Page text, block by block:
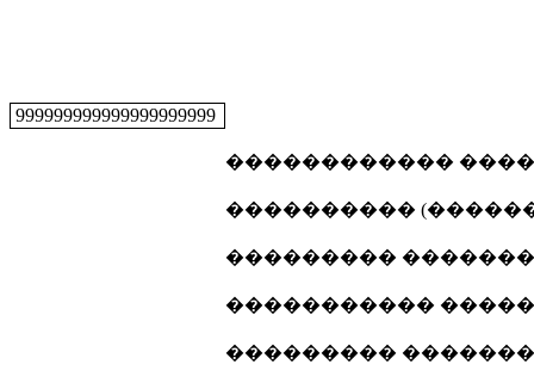
999999999999999999999
������������
����������
���������
�����������
���������